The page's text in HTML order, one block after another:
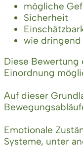
mögliche
Sicherheit
wie
Diese Bewertung
Einordnung
Auf dieser
Emotionale
Systeme, unter